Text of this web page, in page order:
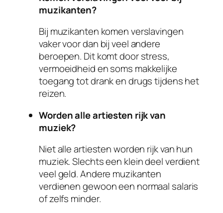
muzikanten?
Bij muzikanten komen verslavingen
vaker voor dan bij veel andere
beroepen. Dit komt door stress,
vermoeidheid en soms makkelijke
toegang tot drank en drugs tijdens het
reizen.
Worden alle artiesten rijk van
muziek?
Niet alle artiesten worden rijk van hun
muziek. Slechts een klein deel verdient
veel geld. Andere muzikanten
verdienen gewoon een normaal salaris
of zelfs minder.